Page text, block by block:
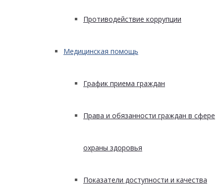
Противодействие коррупции
Медицинская помощь
График приема граждан
Права и обязанности граждан в сфере
охраны здоровья
Показатели доступности и качества